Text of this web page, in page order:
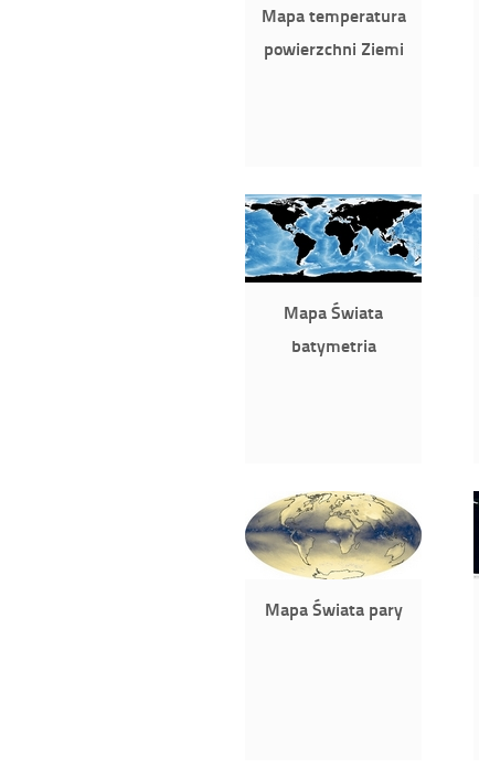
Mapa temperatura
powierzchni Ziemi
Mapa Świata
batymetria
Mapa Świata pary